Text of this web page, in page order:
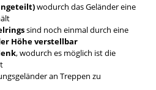
wodurch das Geländer eine
sind noch einmal durch eine
Höhe verstellbar
, wodurch es möglich ist die
an Treppen zu